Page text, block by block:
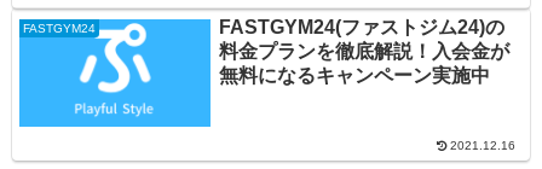
FASTGYM24
FASTGYM24(ファストジム24)の
料金プランを徹底解説！入会金が
無料になるキャンペーン実施中
2021.12.16